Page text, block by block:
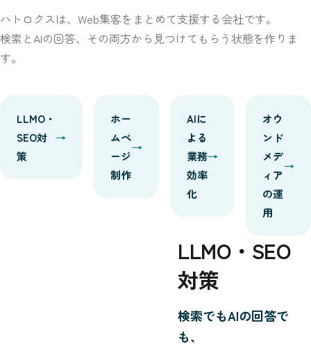
ハトロクスは、Web集客をまとめて支援する会社です。
検索とAIの回答、その両方から見つけてもらう状態を作りま
す。
LLMO・
SEO対
策
ホー
ムペ
ージ
制作
AIに
よる
業務
効率
化
オウ
ンド
メデ
ィア
の運
用
LLMO・SEO
対策
検索でもAIの回答で
も、